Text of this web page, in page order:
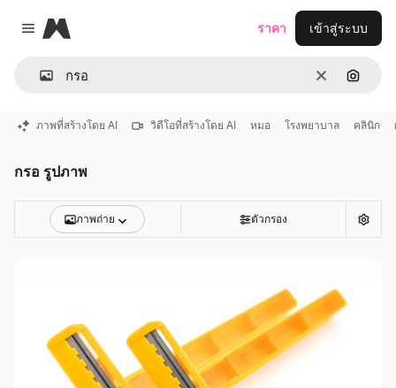
Close menu
Magnific
ชัดเจนค้นหา
ราคา เข้าสู่ระบบ
ภาพที่สร้างโดย AI วิดีโอที่สร้างโดย AI หมอ โรงพยาบาล คลินิก
กรอ รูปภาพ
ภาพถ่าย ตัวกรอง